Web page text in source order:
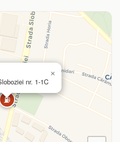
⛽
nr. 1-1C
×